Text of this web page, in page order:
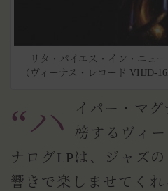
「リタ・パイエス・イン・ニュー
（ヴィーナス・レコード VHJD-
“ハイパー・マグナム・サウンド”を標
榜するヴィ
ナログLPは、ジャズ
響きで楽しませてく